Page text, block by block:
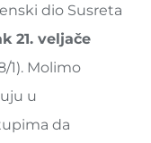
dio Susreta
21. veljače
1). Molimo
u
da